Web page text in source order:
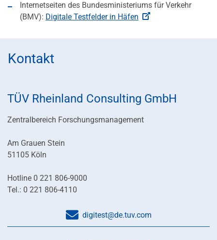
Internetseiten des Bundesministeriums für Verkehr
(BMV): Digitale Testfelder in Häfen
Kontakt
TÜV Rheinland Consulting GmbH
Zentralbereich Forschungsmanagement
Am Grauen Stein
51105 Köln
Hotline 0 221 806-9000
Tel.: 0 221 806-4110
digitest@de.tuv.com